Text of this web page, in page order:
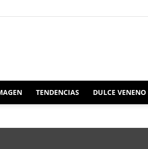
Redacción
TENDENCIAS DULCE VENENO